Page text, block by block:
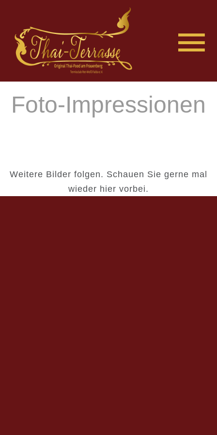
Foto-Impressionen
Weitere Bilder folgen. Schauen Sie gerne mal
wieder hier vorbei.